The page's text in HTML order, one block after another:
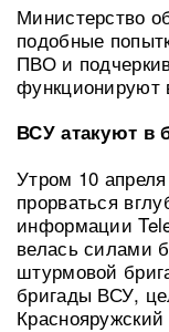
Министерство
подобные
ПВО и
функционируют
ВСУ атакуют в
Утром 10
прорваться
информации
велась силами
штурмовой
бригады ВСУ,